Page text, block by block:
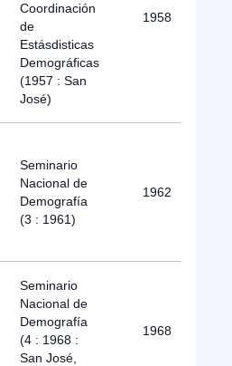
Coordinación
de
Estásdisticas
Demográficas
(1957 : San
José)
1958
Seminario
Nacional de
Demografía
(3 : 1961)
1962
Seminario
Nacional de
Demografía
(4 : 1968 :
San José,
1968